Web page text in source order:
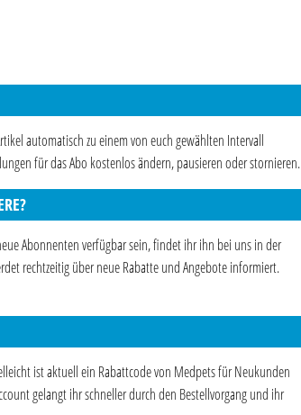
automatisch zu einem von euch gewählten Intervall
für das Abo kostenlos ändern, pausieren oder stornieren.
Abonnenten verfügbar sein, findet ihr ihn bei uns in der
rechtzeitig über neue Rabatte und Angebote informiert.
ist aktuell ein Rabattcode von Medpets für Neukunden
gelangt ihr schneller durch den Bestellvorgang und ihr